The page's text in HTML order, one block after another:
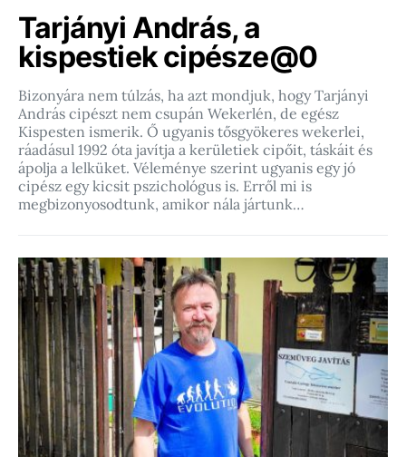
Tarjányi András, a
kispestiek cipésze@0
Bizonyára nem túlzás, ha azt mondjuk, hogy Tarjányi
András cipészt nem csupán Wekerlén, de egész
Kispesten ismerik. Ő ugyanis tősgyökeres wekerlei,
ráadásul 1992 óta javítja a kerületiek cipőit, táskáit és
ápolja a lelküket. Véleménye szerint ugyanis egy jó
cipész egy kicsit pszichológus is. Erről mi is
megbizonyosodtunk, amikor nála jártunk…